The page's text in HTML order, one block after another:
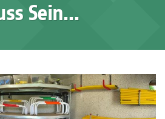
Sein…